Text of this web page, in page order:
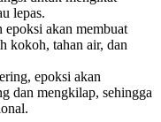
lepas.
epoksi akan membuat
kokoh, tahan air, dan
epoksi akan
dan mengkilap, sehingga